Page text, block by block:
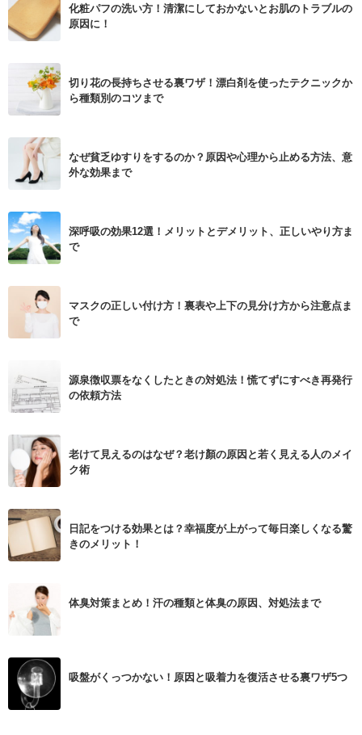
化粧パフの洗い方！清潔にしておかないとお肌のトラブルの
原因に！
切り花の長持ちさせる裏ワザ！漂白剤を使ったテクニックか
ら種類別のコツまで
なぜ貧乏ゆすりをするのか？原因や心理から止める方法、意
外な効果まで
深呼吸の効果12選！メリットとデメリット、正しいやり方ま
で
マスクの正しい付け方！裏表や上下の見分け方から注意点ま
で
源泉徴収票をなくしたときの対処法！慌てずにすべき再発行
の依頼方法
老けて見えるのはなぜ？老け顏の原因と若く見える人のメイ
ク術
日記をつける効果とは？幸福度が上がって毎日楽しくなる驚
きのメリット！
体臭対策まとめ！汗の種類と体臭の原因、対処法まで
吸盤がくっつかない！原因と吸着力を復活させる裏ワザ5つ